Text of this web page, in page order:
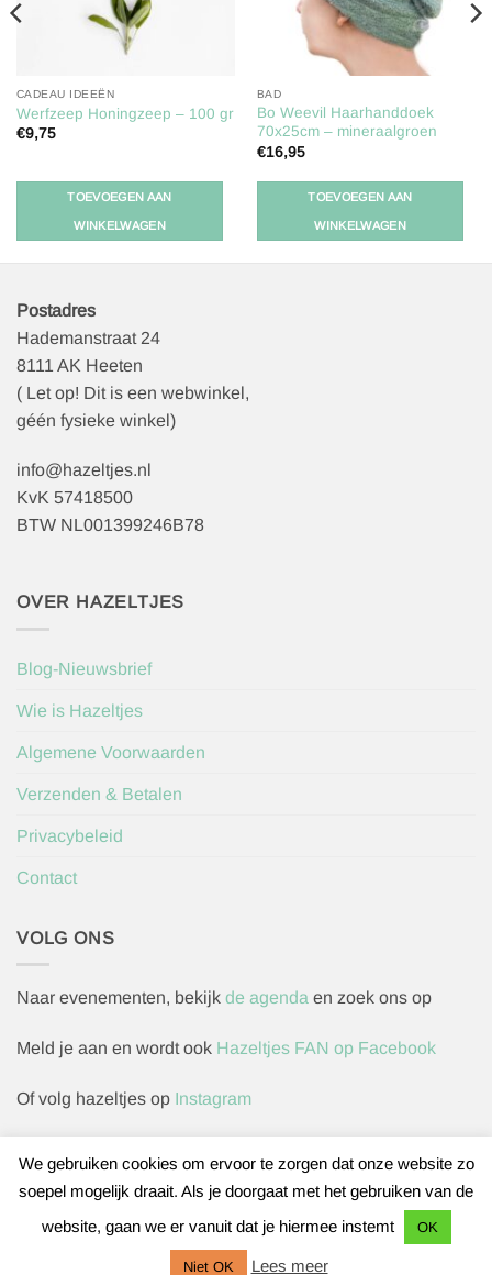
CADEAU IDEEËN
Werfzeep Honingzeep – 100 gr
€9,75
TOEVOEGEN AAN
WINKELWAGEN
BAD
Bo Weevil Haarhanddoek
70x25cm – mineraalgroen
€16,95
TOEVOEGEN AAN
WINKELWAGEN
Postadres
Hademanstraat 24
8111 AK Heeten
( Let op! Dit is een webwinkel,
géén fysieke winkel)
info@hazeltjes.nl
KvK 57418500
BTW NL001399246B78
OVER HAZELTJES
Blog-Nieuwsbrief
Wie is Hazeltjes
Algemene Voorwaarden
Verzenden & Betalen
Privacybeleid
Contact
VOLG ONS
Naar evenementen, bekijk de agenda en zoek ons op
Meld je aan en wordt ook Hazeltjes FAN op Facebook
Of volg hazeltjes op Instagram
Herroepingsverzoek indienen
IDeal
We gebruiken cookies om ervoor te zorgen dat onze website zo
soepel mogelijk draait. Als je doorgaat met het gebruiken van de
website, gaan we er vanuit dat je hiermee instemt
OK
Niet OK Lees meer